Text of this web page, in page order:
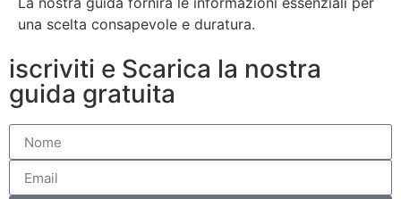
una scelta consapevole e duratura.
iscriviti e Scarica la nostra
guida gratuita